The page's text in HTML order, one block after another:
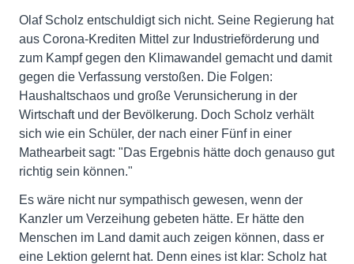
Olaf Scholz entschuldigt sich nicht. Seine Regierung hat
aus Corona-Krediten Mittel zur Industrieförderung und
zum Kampf gegen den Klimawandel gemacht und damit
gegen die Verfassung verstoßen. Die Folgen:
Haushaltschaos und große Verunsicherung in der
Wirtschaft und der Bevölkerung. Doch Scholz verhält
sich wie ein Schüler, der nach einer Fünf in einer
Mathearbeit sagt: "Das Ergebnis hätte doch genauso gut
richtig sein können."
Es wäre nicht nur sympathisch gewesen, wenn der
Kanzler um Verzeihung gebeten hätte. Er hätte den
Menschen im Land damit auch zeigen können, dass er
eine Lektion gelernt hat. Denn eines ist klar: Scholz hat